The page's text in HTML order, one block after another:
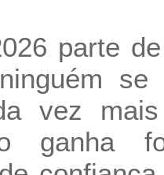
parte
vez
ganha